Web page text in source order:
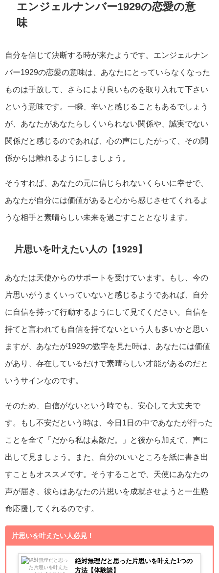
エンジェルナンバー1929の恋愛の意
味
自分を信じて決断する時が来たようです。エンジェルナン
バー1929の恋愛の意味は、あなたにとっていらなくなった
ものは手放して、さらにより良いものを取り入れて下さい
という意味です。一瞬、辛いと感じることもあるでしょう
が、あなたがあなたらしくいられない関係や、誠実でない
関係だと感じるのであれば、心の声にしたがって、その関
係からは離れるようにしましょう。
そうすれば、あなたの元に信じられないくらいに幸せで、
あなたが自分には価値があると心から感じさせてくれるよ
うな相手と素晴らしい未来を過ごすこととなります。
片思いを叶えたい人の【1929】
あなたは天使からのサポートを受けています。もし、今の
片思いがうまくいっていないと感じるようであれば、自分
に自信を持って行動するようにして見てください。自信を
持てと言われても自信を持てないという人も多いかと思い
ますが、あなたが1929の数字を見た時は、あなたには価値
があり、存在しているだけで素晴らしい才能があるのだと
いうサインなのです。
そのため、自信がないという時でも、安心して大丈夫で
す。もし不安だという時は、今日1日の中であなたが行った
ことを全て「だから私は素敵だ。」と後から加えて、声に
出して見ましょう。また、自分のいいところを紙に書き出
すこともオススメです。そうすることで、天使にあなたの
声が届き、彼らはあなたの片思いを成就させようと一生懸
命応援してくれるのです。
片思いを叶えたい人必見！
絶対無理だと思った片思いを叶えた1つの
方法【体験談】